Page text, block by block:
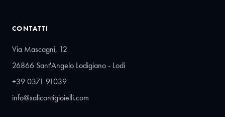
CONTATTI
Via Mascagni, 12
26866 Sant'Angelo Lodigiano - Lodi
+39 0371 91039
info@salicontigioielli.com